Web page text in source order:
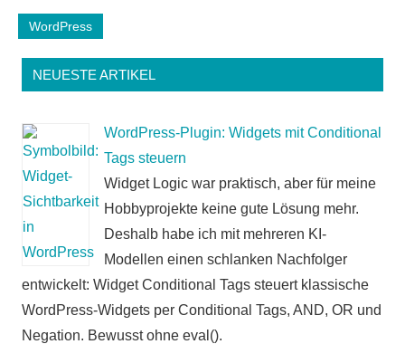
WordPress
NEUESTE ARTIKEL
WordPress-Plugin: Widgets mit Conditional
Tags steuern
Widget Logic war praktisch, aber für meine
Hobbyprojekte keine gute Lösung mehr.
Deshalb habe ich mit mehreren KI-
Modellen einen schlanken Nachfolger
entwickelt: Widget Conditional Tags steuert klassische
WordPress-Widgets per Conditional Tags, AND, OR und
Negation. Bewusst ohne eval().